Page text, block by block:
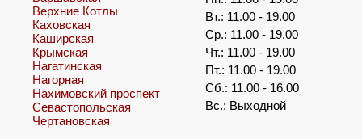
Верхние Котлы
Каховская
Каширская
Крымская
Нагатинская
Нагорная
Нахимовский проспект
Севастопольская
Чертановская
Вт.: 11.00 - 19.00
Ср.: 11.00 - 19.00
Чт.: 11.00 - 19.00
Пт.: 11.00 - 19.00
Сб.: 11.00 - 16.00
Вс.: Выходной